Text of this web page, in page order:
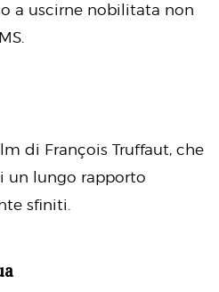
a uscirne nobilitata non
di François Truffaut, che
un lungo rapporto
sfiniti.